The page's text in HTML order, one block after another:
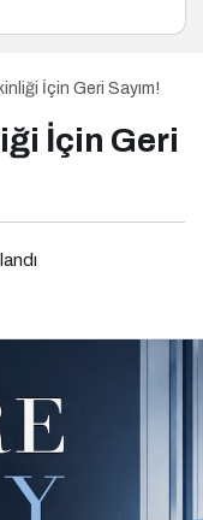
İçin Geri Sayım!
İçin Geri